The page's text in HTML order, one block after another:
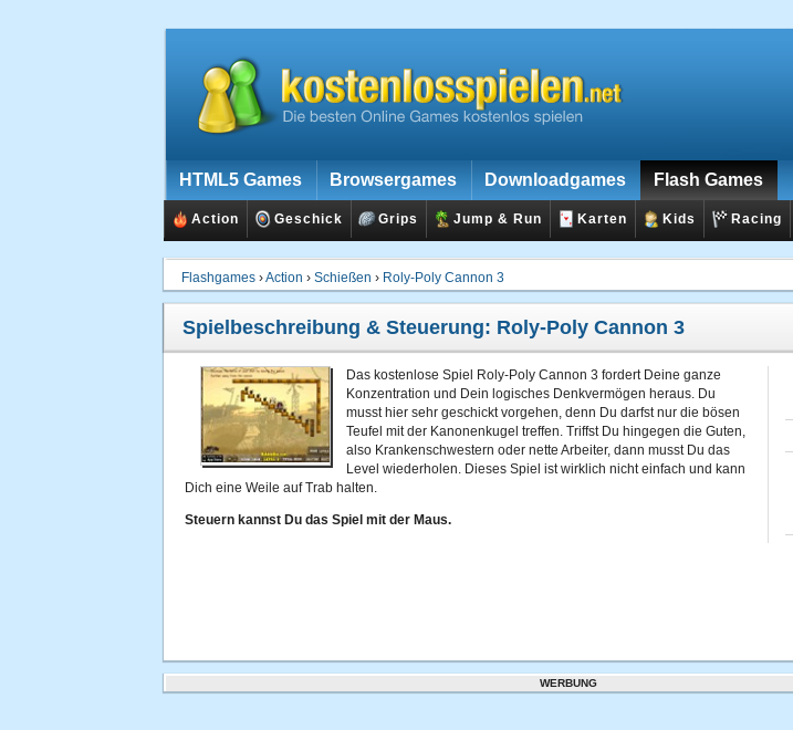
HTML5 Games Browsergames Downloadgames Flash Games
Action Geschick Grips Jump & Run Karten Kids Racing
Flashgames ›Action › Schießen › Roly-Poly Cannon 3
Spielbeschreibung & Steuerung: Roly-Poly Cannon 3
Das kostenlose Spiel Roly-Poly Cannon 3 fordert Deine ganze
Konzentration und Dein logisches Denkvermögen heraus. Du
musst hier sehr geschickt vorgehen, denn Du darfst nur die bösen
Teufel mit der Kanonenkugel treffen. Triffst Du hingegen die Guten,
also Krankenschwestern oder nette Arbeiter, dann musst Du das
Level wiederholen. Dieses Spiel ist wirklich nicht einfach und kann
Dich eine Weile auf Trab halten.
Steuern kannst Du das Spiel mit der Maus.
WERBUNG